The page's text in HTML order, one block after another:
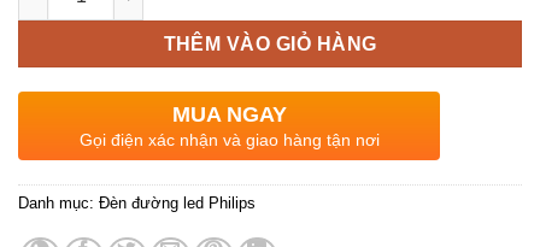
THÊM VÀO GIỎ HÀNG
MUA NGAY
Gọi điện xác nhận và giao hàng tận nơi
Danh mục: Đèn đường led Philips